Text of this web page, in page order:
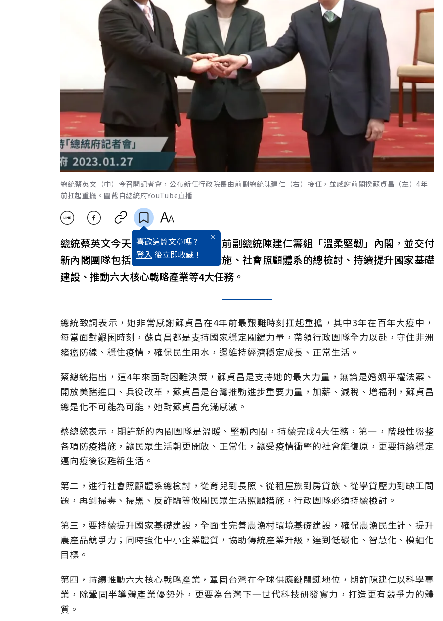
總統蔡英文（中）今召開記者會，公布新任行政院長由前副總統陳建仁（右）接任，並感謝前閣揆蘇貞昌（左）4年
前扛起重擔。圖截自總統府YouTube直播
喜歡這篇文章嗎 ?
登入 後立即收藏 !
總統蔡英文今天召開記者會，宣布由前副總統陳建仁籌組「溫柔堅韌」內閣，並交付
新內閣團隊包括：階段性盤整防疫措施、社會照顧體系的總檢討、持續提升國家基礎
建設、推動六大核心戰略產業等4大任務。
總統致詞表示，她非常感謝蘇貞昌在4年前最艱難時刻扛起重擔，其中3年在百年大疫中，
每當面對艱困時刻，蘇貞昌都是支持國家穩定關鍵力量，帶領行政團隊全力以赴，守住非洲
豬瘟防線、穩住疫情，確保民生用水，還維持經濟穩定成長、正常生活。
蔡總統指出，這4年來面對困難決策，蘇貞昌是支持她的最大力量，無論是婚姻平權法案、
開放美豬進口、兵役改革，蘇貞昌是台灣推動進步重要力量，加薪、減稅、增福利，蘇貞昌
總是化不可能為可能，她對蘇貞昌充滿感激。
蔡總統表示，期許新的內閣團隊是溫暖、堅韌內閣，持續完成4大任務，第一，階段性盤整
各項防疫措施，讓民眾生活朝更開放、正常化，讓受疫情衝擊的社會能復原，更要持續穩定
邁向疫後復甦新生活。
第二，進行社會照顧體系總檢討，從育兒到長照、從租屋族到房貸族、從學貸壓力到缺工問
題，再到掃毒、掃黑、反詐騙等攸關民眾生活照顧措施，行政團隊必須持續檢討。
第三，要持續提升國家基礎建設，全面性完善農漁村環境基礎建設，確保農漁民生計、提升
農產品競爭力；同時強化中小企業體質，協助傳統產業升級，達到低碳化、智慧化、模組化
目標。
第四，持續推動六大核心戰略產業，鞏固台灣在全球供應鏈關鍵地位，期許陳建仁以科學專
業，除鞏固半導體產業優勢外，更要為台灣下一世代科技研發實力，打造更有競爭力的體
質。